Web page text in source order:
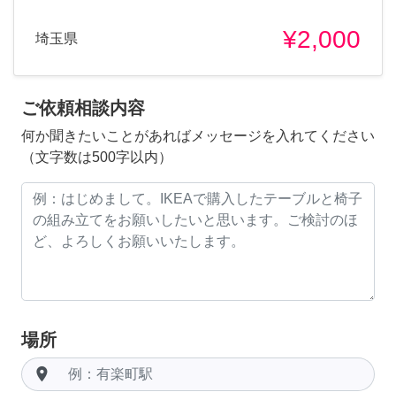
埼玉県 ¥2,000
ご依頼相談内容
何か聞きたいことがあればメッセージを入れてください
（文字数は500字以内）
場所
room